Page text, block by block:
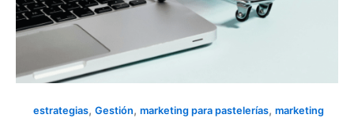
estrategias, Gestión, marketing para pastelerías, marketing